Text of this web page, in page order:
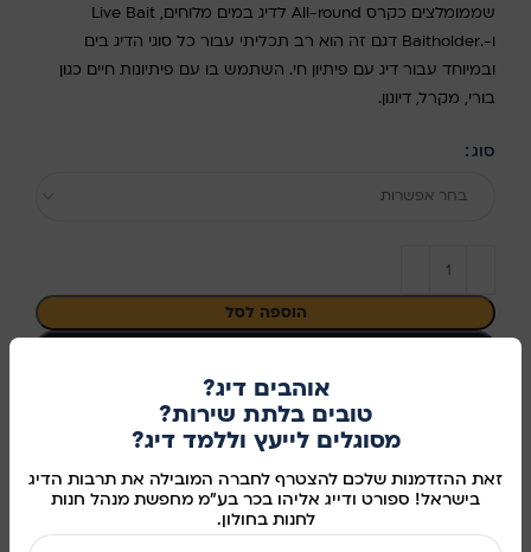
אוהבים דיג?
טובים בלתת שירות?
מסוגלים לייעץ וללמד דיג?
זאת ההזדמנות שלכם להצטרף לחברה המובילה את תרבות הדיג
בישראל! ספורט ודייג אליהו בכר בע"מ מחפשת מנהל חנות
לחנות בחולון.
שממומלצים כקרס All-round לדיג במים מלוחים, Live Bait
ו-.Baitholder דגם זה הוא רב תכליתי עבור כל סוגי הדיג בים
ובמיוחד עבור דיג עם פיתיון חי. השתמש בו עם פיתיונות חיים כגון
בורי, מקרל, דיונון.
סוג
בחר אפשרות
הוספה לסל
שיתוף ברשתות החברתיות:
מוצרים קשורים